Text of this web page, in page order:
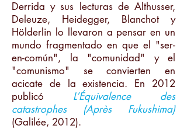
Derrida y sus lecturas de Althusser,
Deleuze, Heidegger, Blanchot y
Hölderlin lo llevaron a pensar en un
mundo fragmentado en que el "ser-
en-común", la "comunidad" y el
"comunismo" se convierten en
acicate de la existencia. En 2012
publicó L’Équivalence des
catastrophes (Après Fukushima)
(Galilée, 2012).